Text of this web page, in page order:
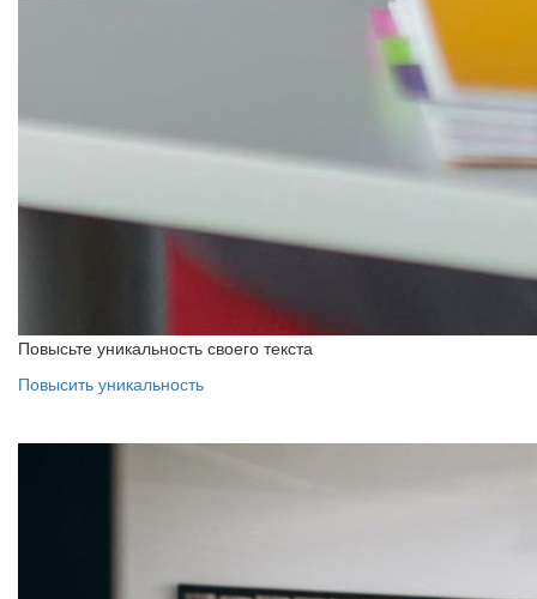
Повысьте уникальность своего текста
Повысить уникальность